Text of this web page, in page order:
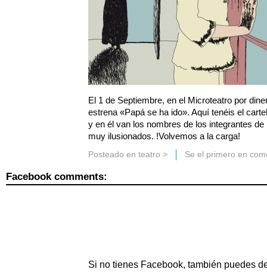
El 1 de Septiembre, en el Microteatro por
estrena «Papá se ha ido». Aquí tenéis el
y en él van los nombres de los integrantes
muy ilusionados. !Volvemos a la carga!
Posteado en teatro > Se el primero en
Facebook comments:
Si no tienes Facebook, también puedes